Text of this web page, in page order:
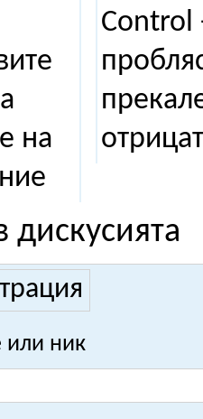
на
Control
дискусията
или ник